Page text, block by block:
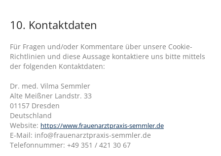
10. Kontaktdaten
Für Fragen und/oder Kommentare über unsere Cookie-
Richtlinien und diese Aussage kontaktiere uns bitte mittels
der folgenden Kontaktdaten:
Dr. med. Vilma Semmler
Alte Meißner Landstr. 33
01157 Dresden
Deutschland
Website: https://www.frauenarztpraxis-semmler.de
E-Mail: info@frauenarztpraxis-semmler.de
Telefonnummer: +49 351 / 421 30 67